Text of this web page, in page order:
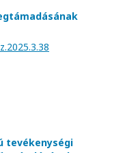
tevékenységi